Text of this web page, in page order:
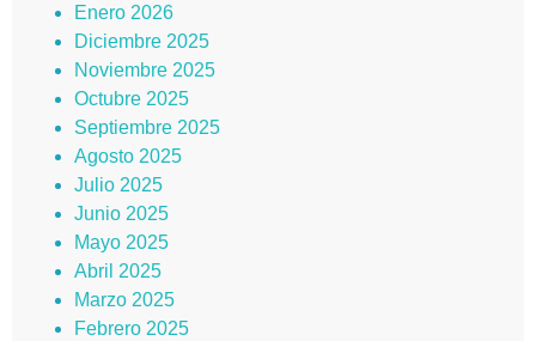
Enero 2026
Diciembre 2025
Noviembre 2025
Octubre 2025
Septiembre 2025
Agosto 2025
Julio 2025
Junio 2025
Mayo 2025
Abril 2025
Marzo 2025
Febrero 2025